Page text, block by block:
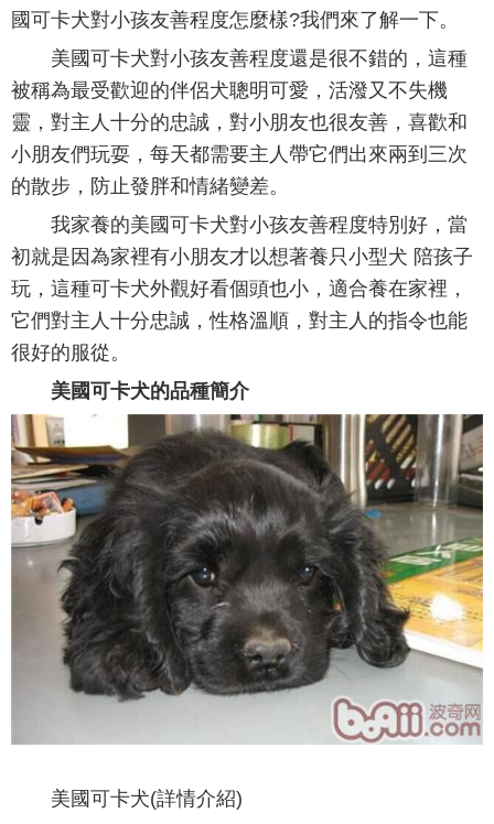
國可卡犬對小孩友善程度怎麼樣?我們來了解一下。
美國可卡犬對小孩友善程度還是很不錯的，這種
被稱為最受歡迎的伴侶犬聰明可愛，活潑又不失機
靈，對主人十分的忠誠，對小朋友也很友善，喜歡和
小朋友們玩耍，每天都需要主人帶它們出來兩到三次
的散步，防止發胖和情緒變差。
我家養的美國可卡犬對小孩友善程度特別好，當
初就是因為家裡有小朋友才以想著養只小型犬 陪孩子
玩，這種可卡犬外觀好看個頭也小，適合養在家裡，
它們對主人十分忠誠，性格溫順，對主人的指令也能
很好的服從。
美國可卡犬的品種簡介
美國可卡犬(詳情介紹)